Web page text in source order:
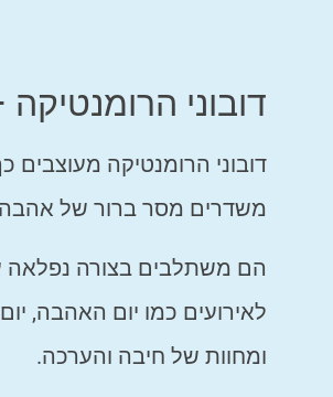
דובוני
דובוני הרומנטיקה מעוצבים
משדרים מסר ברור של אהבה
הם משתלבים בצורה
לאירועים כמו יום האהבה,
ומחוות של חיבה והערכה.